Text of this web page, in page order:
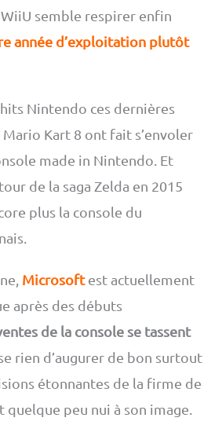
semble respirer enfin
année d’exploitation plutôt
Nintendo ces dernières
Kart 8 ont fait s’envoler
made in Nintendo. Et
de la saga Zelda en 2015
plus la console du
Microsoftest actuellement
après des débuts
de la console se tassent
rien d’augurer de bon surtout
étonnantes de la firme de
quelque peu nui à son image.